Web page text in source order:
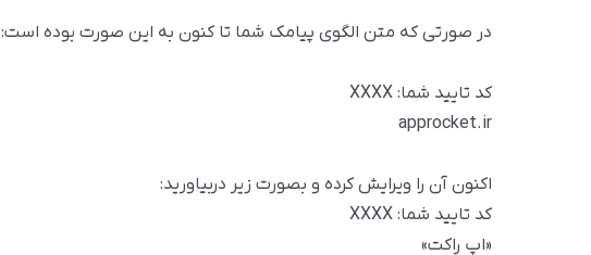
در صورتی که متن الگوی پیامک شما تا کنون به این صورت بوده است:
کد تایید شما: XXXX
approcket.ir
اکنون آن را ویرایش کرده و بصورت زیر دربیاورید:
کد تایید شما: XXXX
«اپ راکت»